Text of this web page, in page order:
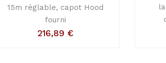
15m réglable, capot Hood
fourni
216,89 €